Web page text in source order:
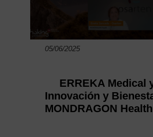
05/06/2025
ERREKA Medical
Innovación y
MONDRAGON Health